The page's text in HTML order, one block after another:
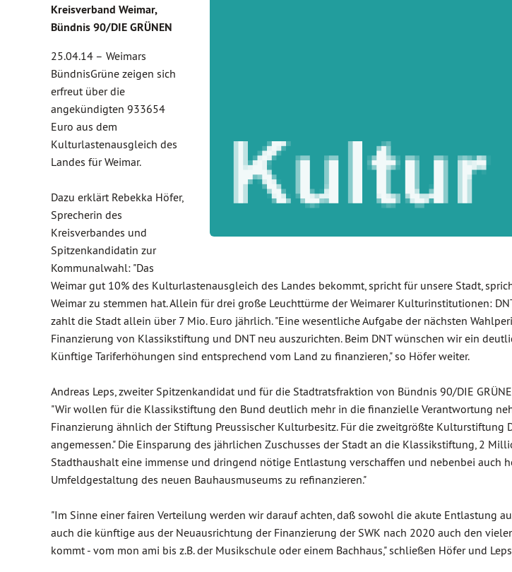
Kreisverband Weimar,
Bündnis 90/DIE GRÜNEN
25.04.14 – Weimars
BündnisGrüne zeigen sich
erfreut über die
angekündigten 933654
Euro aus dem
Kulturlastenausgleich des
Landes für Weimar.
Dazu erklärt Rebekka Höfer,
Sprecherin des
Kreisverbandes und
Spitzenkandidatin zur
Kommunalwahl: "Das
Weimar gut 10% des Kulturlastenausgleich des Landes bekommt, spricht für unsere Stadt,
Weimar zu stemmen hat. Allein für drei große Leuchttürme der Weimarer Kulturinstitutionen:
zahlt die Stadt allein über 7 Mio. Euro jährlich. "Eine wesentliche Aufgabe der nächsten
Finanzierung von Klassikstiftung und DNT neu auszurichten. Beim DNT wünschen wir ein
Künftige Tariferhöhungen sind entsprechend vom Land zu finanzieren," so Höfer weiter.
Andreas Leps, zweiter Spitzenkandidat und für die Stadtratsfraktion von Bündnis 90/DIE
"Wir wollen für die Klassikstiftung den Bund deutlich mehr in die finanzielle Verantwortung
Finanzierung ähnlich der Stiftung Preussischer Kulturbesitz. Für die zweitgrößte Kulturstiftung
angemessen." Die Einsparung des jährlichen Zuschusses der Stadt an die Klassikstiftung, 2
Stadthaushalt eine immense und dringend nötige Entlastung verschaffen und nebenbei auch
Umfeldgestaltung des neuen Bauhausmuseums zu refinanzieren."
"Im Sinne einer fairen Verteilung werden wir darauf achten, daß sowohl die akute Entlastung
auch die künftige aus der Neuausrichtung der Finanzierung der SWK nach 2020 auch den
kommt - vom mon ami bis z.B. der Musikschule oder einem Bachhaus," schließen Höfer und